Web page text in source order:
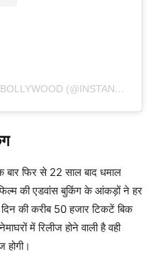
A POST SHARED BY INSTANT BOLLYWOOD (@INSTANTBOLLYWOOD)
बार फिर से 22 साल बाद धमाल
की एडवांस बुकिंग के आंकड़ों ने हर
की करीब 50 हजार टिकटें बिक
में रिलीज होने वाली है वही
होगी।